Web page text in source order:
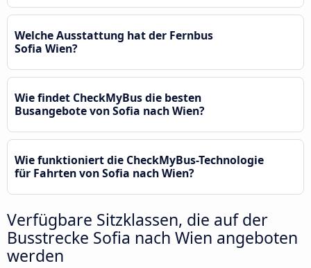
Welche Ausstattung hat der Fernbus
Sofia Wien?
Wie findet CheckMyBus die besten
Busangebote von Sofia nach Wien?
Wie funktioniert die CheckMyBus-Technologie
für Fahrten von Sofia nach Wien?
Verfügbare Sitzklassen, die auf der
Busstrecke Sofia nach Wien angeboten
werden